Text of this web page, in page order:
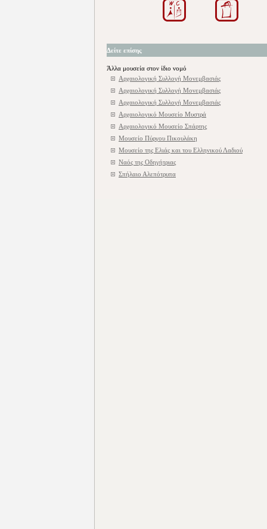
Δείτε επίσης
Άλλα μουσεία στον ίδιο νομό
Αρχαιολογική Συλλογή Μονεμβασιάς
Αρχαιολογική Συλλογή Μονεμβασιάς
Αρχαιολογική Συλλογή Μονεμβασιάς
Αρχαιολογικό Μουσείο Μυστρά
Αρχαιολογικό Μουσείο Σπάρτης
Μουσείο Πύργου Πικουλάκη
Μουσείο της Ελιάς και του Ελληνικού Λαδιού
Ναός της Οδηγήτριας
Σπήλαιο Αλεπότρυπα